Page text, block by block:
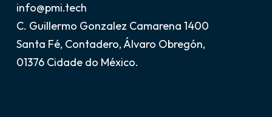
info@pmi.tech
C. Guillermo Gonzalez Camarena 1400
Santa Fé, Contadero, Álvaro Obregón,
01376 Cidade do México.